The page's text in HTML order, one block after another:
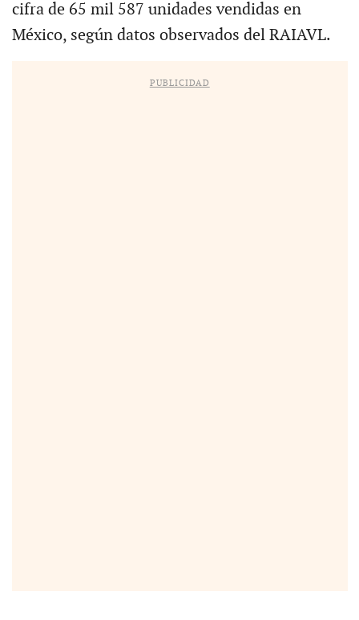
cifra de 65 mil 587 unidades vendidas en
México, según datos observados del RAIAVL.
PUBLICIDAD